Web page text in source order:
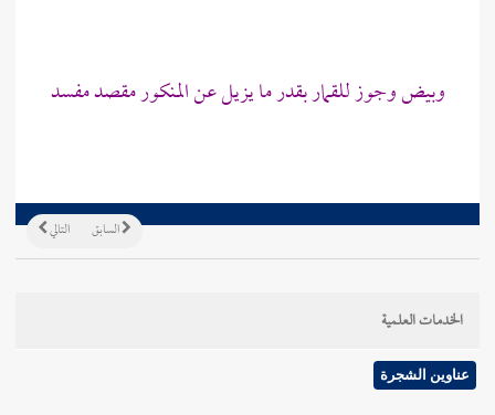
وبيض وجوز للقمار بقدر ما يزيل عن المنكور مقصد مفسد
التالي السابق
الخدمات العلمية
عناوين الشجرة